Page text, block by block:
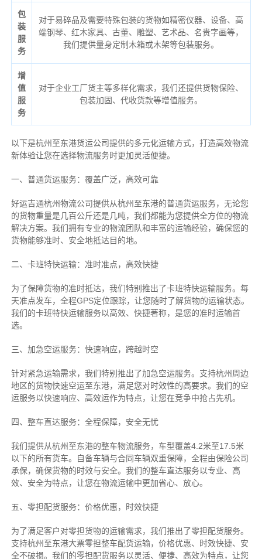
包
装
服
务
对于易碎品及需要特殊包装的货物如精密仪器、设备、高
端钢琴、红木家具、古董、雕塑、艺术品、名贵字画等，
我们提供量身定制木箱或木架等包装服务。
增
值
服
务
对于企业工厂货主等多样化需求，我们还提供货物保险、
包装加固、代收货款等增值服务。
以下是杭州至东港货运公司提供的多元化运输方式，打造高效物流
新体验让您在选择物流服务时更加灵活便捷。
一、普通货运服务：覆盖广泛，高效可靠
好运吉通杭州物流公司提供从杭州至东港的普通货运服务，无论您
的货物重量是几百公斤还是几吨，我们都能为您提供全方位的物流
解决方案。我们拥有专业的物流团队和丰富的运输经验，确保您的
货物能够准时、安全地抵达目的地。
二、卡班特快运输：准时准点，高效快捷
为了保障货物的准时抵达，我们特别推出了卡班特快运输服务。每
天准点发车，全程GPS定位跟踪，让您随时了解货物的运输状态。
我们的卡班特快运输服务以高效、快捷著称，是您的准时运输首
选。
三、加急空运服务：快速响应，跨越时空
针对紧急运输需求，我们特别推出了加急空运服务。支持杭州周边
地区的货物快速空运至东港，满足您对时效性的高要求。我们的空
运服务以快速响应、高效运作为特点，让您在竞争中抢占先机。
四、整车直达服务：全程保障，安全无忧
我们提供从杭州至东港的整车物流服务，车型覆盖4.2米至17.5米
以下的所有货车。自备车辆与合同车辆双重保障，全程由保险公司
承保，确保货物的时效与安全。我们的整车直达服务以专业、高
效、安全为特点，让您在物流运输中更加省心、放心。
五、零担配货服务：价格优惠，时效快捷
为了满足客户对零担货物的运输需求，我们推出了零担配货服务。
支持杭州至东港大票零担整车配货运输，价格优惠、时效快捷、安
全不破损。我们的零担配货服务以灵活、便捷、高效为特点，让您